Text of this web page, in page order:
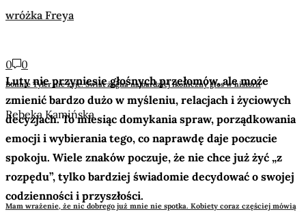
Bonnie Tyler nie żyje. Świat żegna najbardziej ikoniczny głos w historii
Rebeka Kamińska
Mam wrażenie, że nic dobrego już mnie nie spotka. Kobiety coraz częściej mówią
wróżka Freya
0
0
Luty nie przyniesie głośnych przełomów, ale może
zmienić bardzo dużo w myśleniu, relacjach i życiowych
decyzjach. To miesiąc domykania spraw, porządkowania
emocji i wybierania tego, co naprawdę daje poczucie
spokoju. Wiele znaków poczuje, że nie chce już żyć „z
rozpędu”, tylko bardziej świadomie decydować o swojej
codzienności i przyszłości.